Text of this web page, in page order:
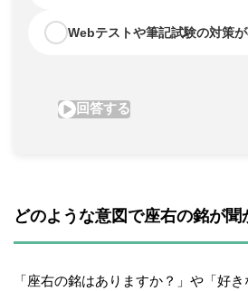
どのような意図で座右の銘が聞
「座右の銘はありますか？」や「好